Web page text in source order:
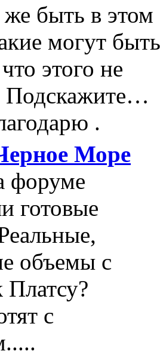
быть в этом
могут быть
этого не
Подскажите…
.
Море
форуме
готовые
объемы с
с